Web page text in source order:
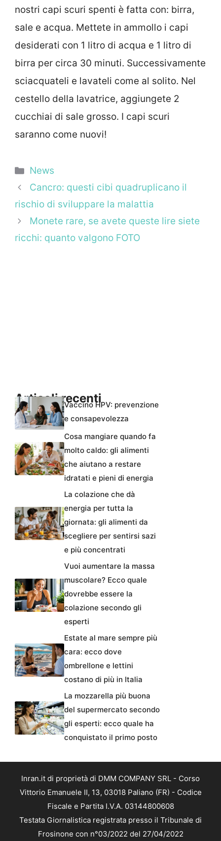
nostri capi scuri spenti è fatta con: birra,
sale e acqua. Mettete in ammollo i capi
desiderati con 1 litro di acqua e 1 litro di
birra per circa 30 minuti. Successivamente
sciacquateli e lavateli come al solito. Nel
cestello della lavatrice, aggiungete 2
cucchiai di sale grosso. I capi scuri
saranno come nuovi!
Categorie
News
Cancro: questi cibi quadruplicano il
rischio di sviluppare la malattia
Monete rare, se avete queste lire siete
ricchi: quanto valgono FOTO
Articoli recentiVaccino HPV: prevenzione
e consapevolezza
Cosa mangiare quando fa
molto caldo: gli alimenti
che aiutano a restare
idratati e pieni di energia
La colazione che dà
energia per tutta la
giornata: gli alimenti da
scegliere per sentirsi sazi
e più concentrati
Vuoi aumentare la massa
muscolare? Ecco quale
dovrebbe essere la
colazione secondo gli
esperti
Estate al mare sempre più
cara: ecco dove
ombrellone e lettini
costano di più in Italia
La mozzarella più buona
del supermercato secondo
gli esperti: ecco quale ha
conquistato il primo posto
Inran.it di proprietà di DMM COMPANY SRL - Corso
Vittorio Emanuele II, 13, 03018 Paliano (FR) - Codice
Fiscale e Partita I.V.A. 03144800608
Testata Giornalistica registrata presso il Tribunale di
Frosinone con n°03/2022 del 27/04/2022